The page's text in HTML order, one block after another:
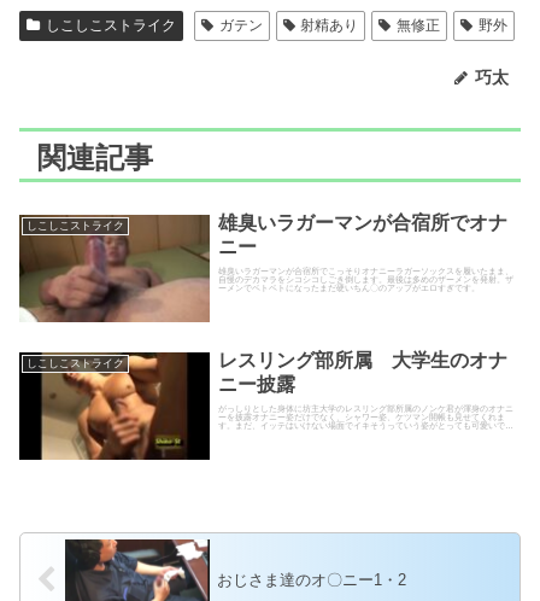
しこしこストライク ガテン 射精あり 無修正 野外
巧太
関連記事
しこしこストライク
雄臭いラガーマンが合宿所でオナ
ニー
雄臭いラガーマンが合宿所でこっそりオナニーラガーソックスを履いたまま、
自慢のデカマラをシコシコしごき倒します。最後は多めのザーメンを発射。ザ
ーメンでベトベトになったまだ硬いちん〇のアップがエロすぎです。
しこしこストライク
レスリング部所属 大学生のオナ
ニー披露
がっしりとした身体に坊主大学のレスリング部所属のノンケ君が渾身のオナニ
ーを披露オナニー姿だけでなく、シャワー姿、ケツマン開帳も見せてくれま
す。まだ、イッテはいけない場面でイキそうっていう姿がとっても可愛いで
おじさま達のオ〇ニー1・2